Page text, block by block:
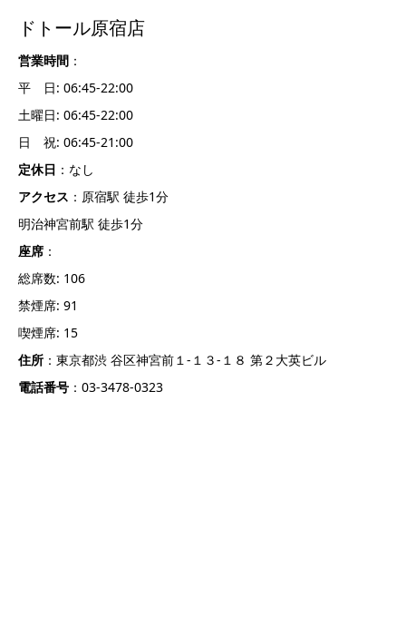
ドトール原宿店
営業時間 ：
平 日: 06:45-22:00
土曜日: 06:45-22:00
日 祝: 06:45-21:00
定休日 ：なし
アクセス ：原宿駅 徒歩1分
明治神宮前駅 徒歩1分
座席 ：
総席数: 106
禁煙席: 91
喫煙席: 15
住所 ：東京都渋 谷区神宮前１‐１３‐１８ 第２大英ビル
電話番号 ：03-3478-0323